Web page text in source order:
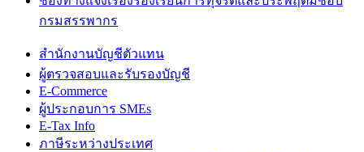
กรมสรรพากร
สำนักงานบัญชีตัวแทน
ผู้ตรวจสอบและรับรองบัญชี
E-Commerce
ผู้ประกอบการ SMEs
E-Tax Info
ภาษีระหว่างประเทศ